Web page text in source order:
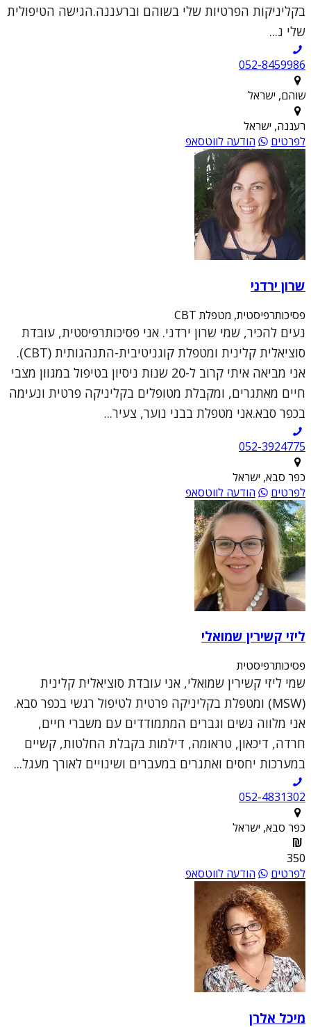
בקליניקות הפרטיות שלי בשוהם וברעננה.הגישה הטיפולית
שלי נ...
052-8459986
שוהם, ישראל
רעננה, ישראל
לפרטים
הודעה לווטסאפ
שרון ירדני
פסיכותרפיסטית, מטפלת CBT
נעים להכיר, שמי שרון ירדני. אני פסיכותרפיסטית, עובדת
סוציאלית קלינית ומטפלת קוגניטיבית-התנהגותית (CBT).
אני מביאה איתי קרוב ל-20 שנות ניסיון בטיפול במגוון מצבי
חיים מאתגרים, ומקבלת מטופלים בקליניקה פרטית ונעימה
בכפר סבא.אני מטפלת בבני נוער, צעיר...
052-3924775
כפר סבא, ישראל
לפרטים
הודעה לווטסאפ
ליזי קשירין שמואלי
פסיכותרפיסטית
שמי ליזי קשירין שמואלי, אני עובדת סוציאלית קלינית
(MSW) ומטפלת בקליניקה פרטית לטיפול רגשי בכפר סבא.
אני מלווה נשים וגברים המתמודדים עם משברי חיים,
חרדה, דיכאון, טראומה, דילמות בקבלת החלטות, קשיים
במערכות יחסים ואתגרים במעברים ושינויים לאורך מעגל...
052-4831302
כפר סבא, ישראל
350
לפרטים
הודעה לווטסאפ
מיכל אלרן